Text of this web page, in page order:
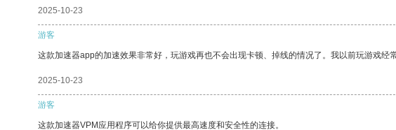
2025-10-23
游客
这款加速器app的加速效果非常好，玩游戏再也不会出现卡顿、掉线的情况了。我以前玩游戏经
2025-10-23
游客
这款加速器VPM应用程序可以给你提供最高速度和安全性的连接。